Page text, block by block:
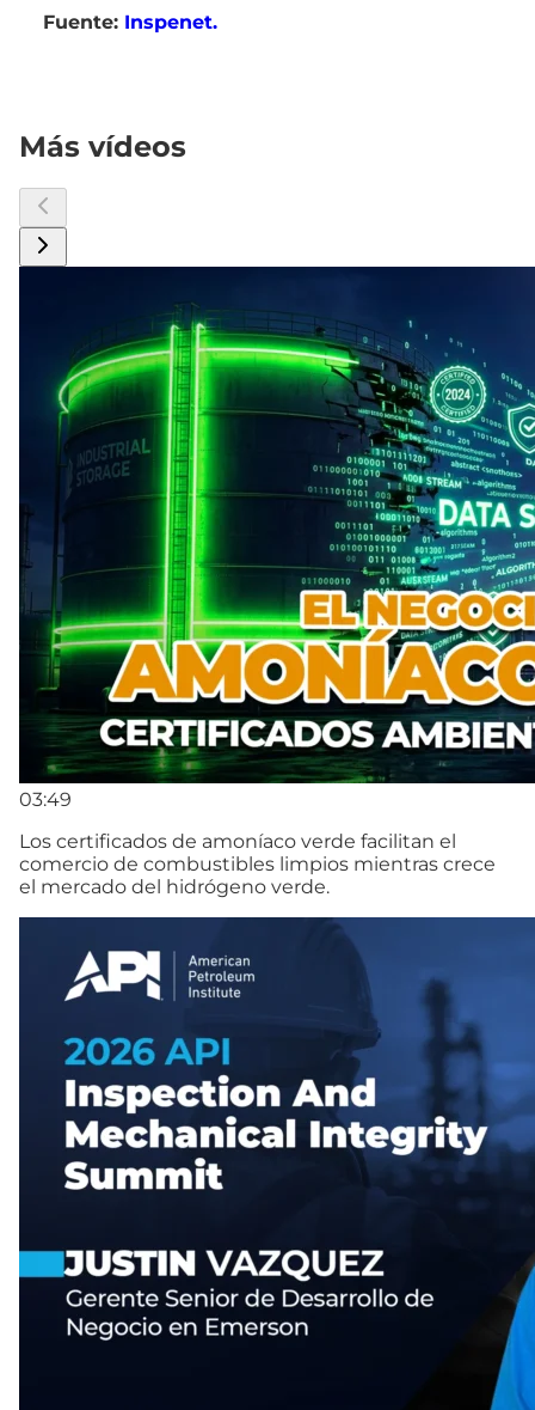
Fuente: Inspenet.
Más vídeos
03:49
Los certificados de amoníaco verde facilitan el
comercio de combustibles limpios mientras crece
el mercado del hidrógeno verde.